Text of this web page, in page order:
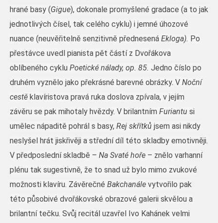
hrané basy (Gigue), dokonale promyšlené gradace (a to jak
jednotlivých čísel, tak celého cyklu) i jemné úhozové
nuance (neuvěřitelně senzitivně přednesená Ekloga). Po
přestávce uvedl pianista pět částí z Dvořákova
oblíbeného cyklu Poetické nálady, op. 85. Jedno číslo po
druhém vyznělo jako překrásné barevné obrázky. V Noční
cestě klavíristova pravá ruka doslova zpívala, v jejím
závěru se pak mihotaly hvězdy. V brilantním Furiantu si
umělec nápaditě pohrál s basy, Rej skřítků jsem asi nikdy
neslyšel hrát jiskřivěji a střední díl této skladby emotivněji.
V předposlední skladbě – Na Svaté hoře – znělo varhanní
plénu tak sugestivně, že to snad už bylo mimo zvukové
možnosti klavíru. Závěrečné Bakchanále vytvořilo pak
této působivé dvořákovské obrazové galerii skvělou a
brilantní tečku. Svůj recitál uzavřel Ivo Kahánek velmi